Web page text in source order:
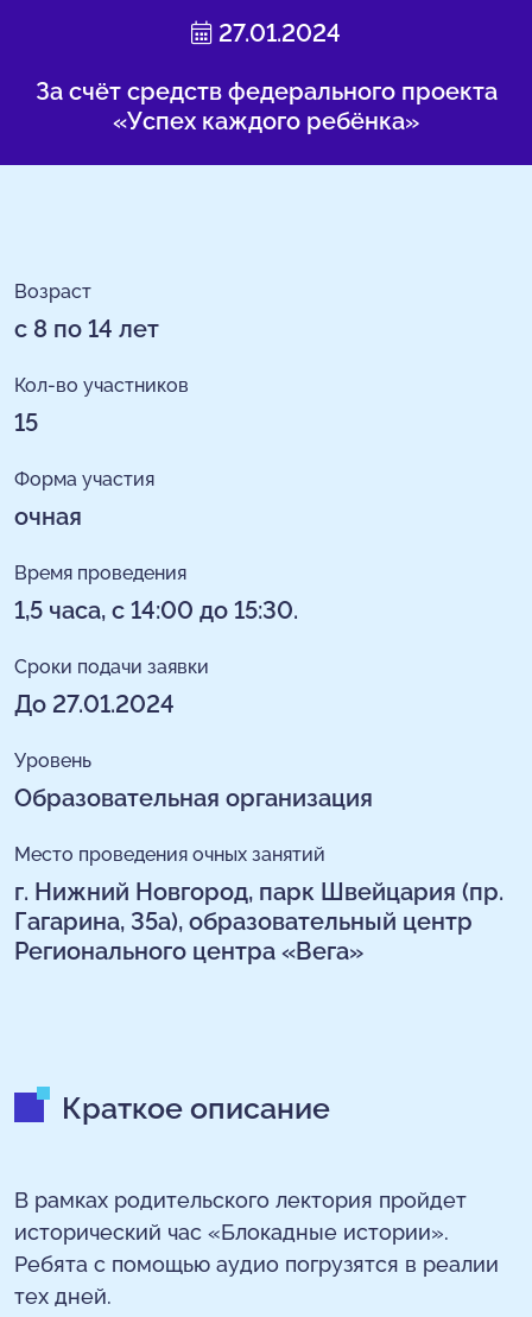
27.01.2024
За счёт средств федерального проекта
«Успех каждого ребёнка»
Возраст
с 8 по 14 лет
Кол-во участников
15
Форма участия
очная
Время проведения
1,5 часа, с 14:00 до 15:30.
Сроки подачи заявки
До 27.01.2024
Уровень
Образовательная организация
Место проведения очных занятий
г. Нижний Новгород, парк Швейцария (пр.
Гагарина, 35а), образовательный центр
Регионального центра «Вега»
Краткое описание
В рамках родительского лектория пройдет
исторический час «Блокадные истории».
Ребята с помощью аудио погрузятся в реалии
тех дней.